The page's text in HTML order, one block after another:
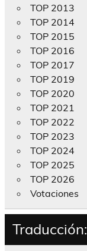
TOP 2013
TOP 2014
TOP 2015
TOP 2016
TOP 2017
TOP 2019
TOP 2020
TOP 2021
TOP 2022
TOP 2023
TOP 2024
TOP 2025
TOP 2026
Votaciones
Traducción: